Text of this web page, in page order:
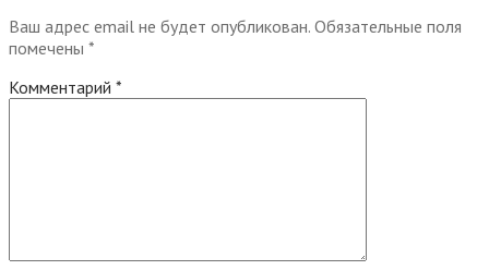
Ваш адрес email не будет опубликован. Обязательные поля
помечены *
Комментарий *